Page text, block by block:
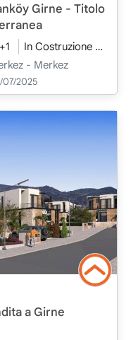
Girne - Titolo
In Costruzione
- Merkez
07/2025
a Girne